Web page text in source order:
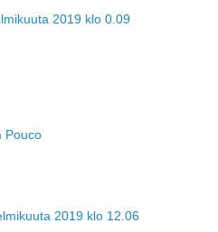
2019 klo 0.09
Pouco
2019 klo 12.06